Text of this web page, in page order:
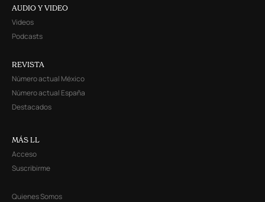
AUDIO Y VIDEO
Videos
Podcasts
REVISTA
Número actual México
Número actual España
Destacados
MÁS LL
Acceso
Suscribirme
Quienes Somos